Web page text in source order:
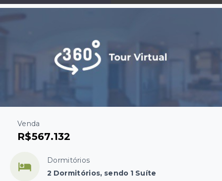
Venda
R$567.132
Dormitórios
2 Dormitórios, sendo 1 Suíte